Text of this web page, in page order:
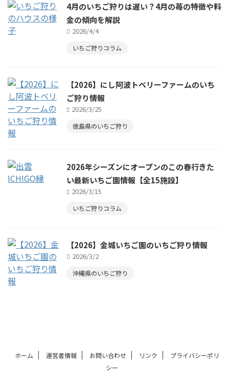
4月のいちご狩りは遅い？4月の苺の特徴や料
金の傾向を解説
2026/4/4
いちご狩りコラム
【2026】にし阿波トベリーファームのいち
ご狩り情報
2026/3/25
徳島県のいちご狩り
2026年シーズンにオープンのこの春行きた
い最新いちご園情報【全15施設】
2026/3/15
いちご狩りコラム
【2026】金城いちご園のいちご狩り情報
2026/3/2
沖縄県のいちご狩り
ホーム 運営者情報 お問い合わせ リンク
プライバシーポリ
シー